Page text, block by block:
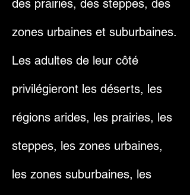
des prairies, des steppes, des
zones urbaines et suburbaines.
Les adultes de leur côté
privilégieront les déserts, les
régions arides, les prairies, les
steppes, les zones urbaines,
les zones suburbaines, les